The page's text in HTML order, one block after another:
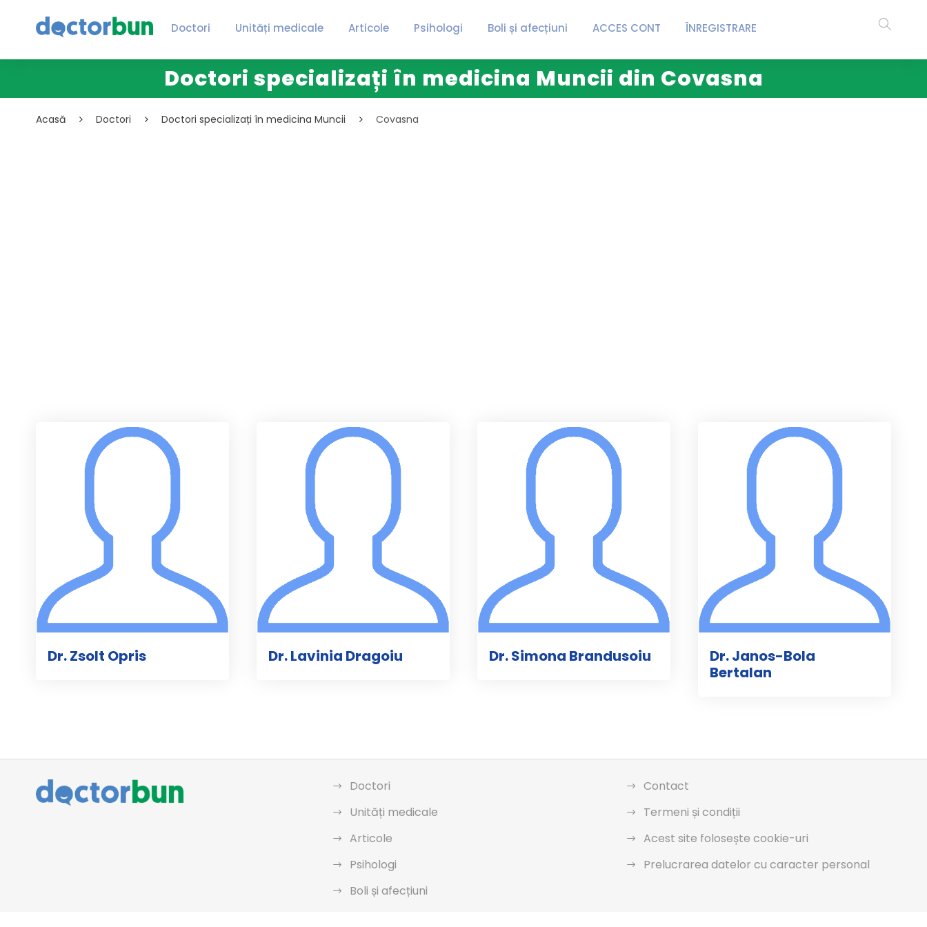
Doctori Unități medicale Articole Psihologi Boli și afecțiuni ACCES CONT ÎNREGISTRARE
Doctori specializați în medicina Muncii din Covasna
Acasă Doctori Doctori specializați în medicina Muncii Covasna
Dr. Zsolt Opris Dr. Lavinia Dragoiu Dr. Simona Brandusoiu
Dr. Janos-Bola
Bertalan
Doctori
Unități medicale
Articole
Psihologi
Boli și afecțiuni
Contact
Termeni și condiții
Acest site folosește cookie-uri
Prelucrarea datelor cu caracter personal